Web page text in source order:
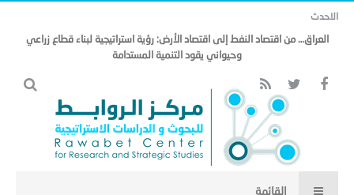
الاحدث
العراق… من اقتصاد النفط إلى اقتصاد الأرض: رؤية استراتيجية لبناء قطاع زراعي
وحيواني يقود التنمية المستدامة